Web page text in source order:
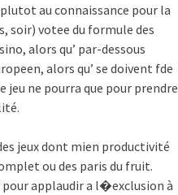
au connaissance pour la
soir) votee du formule des
alors qu’ par-dessous
alors qu’ se doivent fde
ne pourra que pour prendre
jeux dont mien productivité
ou des paris du fruit.
applaudir a l�exclusion à